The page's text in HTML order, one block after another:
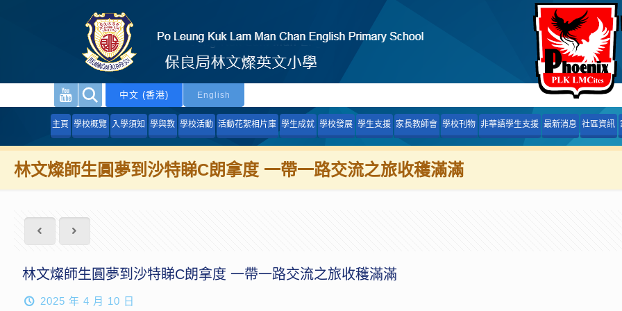
中文 (香港) English
主頁 學校概覽 入學須知 學與教 學校活動 活動花絮相片庫 學生成就 學校發展 學生支援 家長教師會 學校刊物 非華語學生支援 最新消息 社區資訊
林文燦師生圓夢到沙特睇C朗拿度 一帶一路交流之旅收穫滿滿
林文燦師生圓夢到沙特睇C朗拿度 一帶一路交流之旅收穫滿滿
2025 年 4 月 10 日